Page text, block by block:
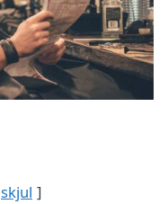
skjul